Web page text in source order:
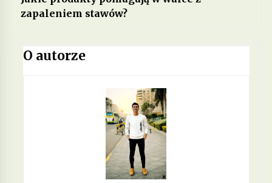
zapaleniem stawów?
O autorze